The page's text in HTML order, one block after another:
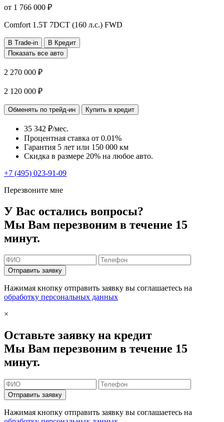
от 1 766 000 ₽
Comfort 1.5T 7DCT (160 л.с.) FWD
В Trade-in
В Кредит
Показать все авто
2 270 000 ₽
2 120 000 ₽
Обменять по трейд-ин Купить в кредит
35 342 ₽/мес.
Процентная ставка от 0.01%
Гарантия 5 лет или 150 000 км
Скидка в размере 20% на любое авто.
+7 (495) 023-91-09
Перезвоните мне
У Вас остались вопросы?
Мы Вам перезвоним в течение 15
минут.
Отправить заявку
Нажимая кнопку отправить заявку вы соглашаетесь на
обработку персональных данных
×
Оставьте заявку на кредит
Мы Вам перезвоним в течение 15
минут.
Отправить заявку
Нажимая кнопку отправить заявку вы соглашаетесь на